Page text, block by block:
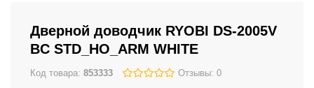
Дверной доводчик RYOBI DS-2005V
BC STD_HO_ARM WHITE
Код товара: 853333 Отзывы: 0